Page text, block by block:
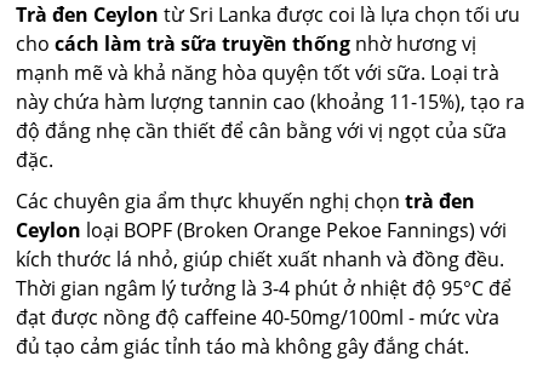
Trà đen Ceylon từ Sri Lanka được coi là lựa chọn tối ưu
chocách làm trà sữa truyền thống nhờ hương vị
mạnh mẽ và khả năng hòa quyện tốt với sữa. Loại trà
này chứa hàm lượng tannin cao (khoảng 11-15%), tạo ra
độ đắng nhẹ cần thiết để cân bằng với vị ngọt của sữa
đặc.
Các chuyên gia ẩm thực khuyến nghị chọntrà đen
Ceylon loại BOPF (Broken Orange Pekoe Fannings) với
kích thước lá nhỏ, giúp chiết xuất nhanh và đồng đều.
Thời gian ngâm lý tưởng là 3-4 phút ở nhiệt độ 95°C để
đạt được nồng độ caffeine 40-50mg/100ml - mức vừa
đủ tạo cảm giác tỉnh táo mà không gây đắng chát.